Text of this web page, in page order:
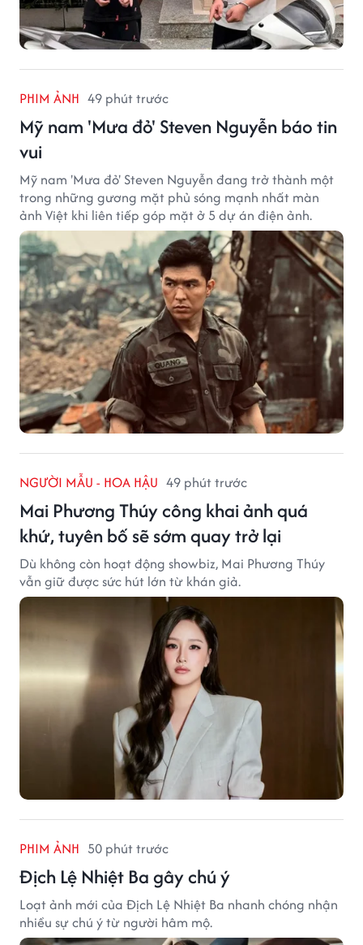
PHIM ẢNH 49 phút trước
Mỹ nam 'Mưa đỏ' Steven Nguyễn báo tin
vui
Mỹ nam 'Mưa đỏ' Steven Nguyễn đang trở thành một
trong những gương mặt phủ sóng mạnh nhất màn
ảnh Việt khi liên tiếp góp mặt ở 5 dự án điện ảnh.
NGƯỜI MẪU - HOA HẬU 49 phút trước
Mai Phương Thúy công khai ảnh quá
khứ, tuyên bố sẽ sớm quay trở lại
Dù không còn hoạt động showbiz, Mai Phương Thúy
vẫn giữ được sức hút lớn từ khán giả.
PHIM ẢNH 50 phút trước
Địch Lệ Nhiệt Ba gây chú ý
Loạt ảnh mới của Địch Lệ Nhiệt Ba nhanh chóng nhận
nhiều sự chú ý từ người hâm mộ.